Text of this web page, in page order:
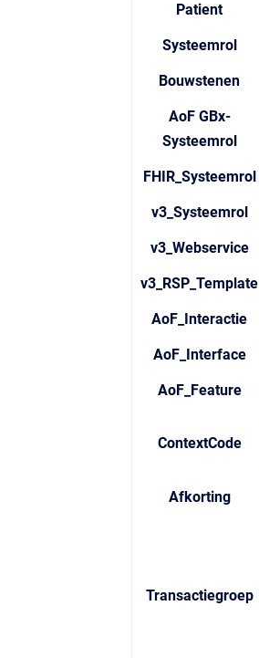
Patient
Systeemrol
Bouwstenen
AoF GBx-
Systeemrol
FHIR_Systeemrol
v3_Systeemrol
v3_Webservice
v3_RSP_Template
AoF_Interactie
AoF_Interface
AoF_Feature
ContextCode
Afkorting
Transactiegroep